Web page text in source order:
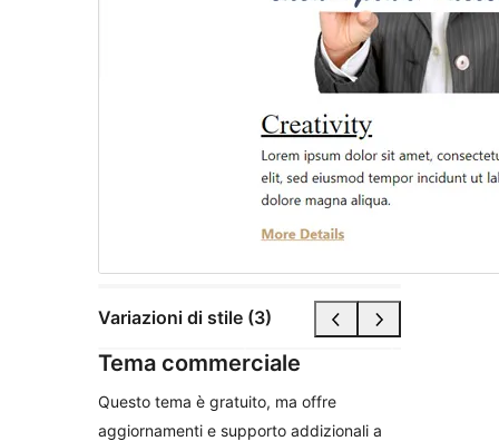
Variazioni di stile (3)
Tema commerciale
Questo tema è gratuito, ma offre
aggiornamenti e supporto addizionali a